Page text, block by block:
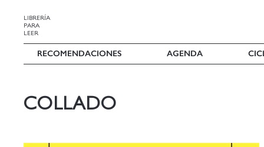
LIBRERÍA
PARA
LEER
RECOMENDACIONES AGENDA
COLLADO